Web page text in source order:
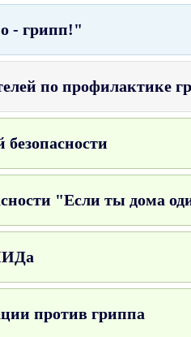
- грипп!"
по профилактике
"Если ты дома
против гриппа